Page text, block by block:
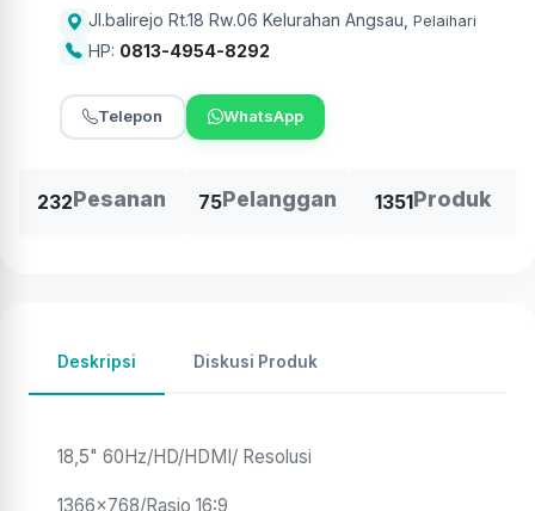
Jl.balirejo Rt.18 Rw.06 Kelurahan Angsau Pelaihari
HP: 0813-4954-8292
Telepon WhatsApp
232Pesanan 75Pelanggan 1351Produk
Deskripsi Diskusi Produk
18,5" 60Hz/HD/HDMI/ Resolusi
1366x768/Rasio 16:9